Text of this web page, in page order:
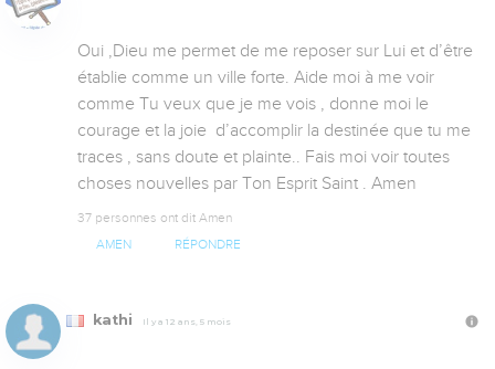
Oui ,Dieu me permet de me reposer sur Lui et d’être
établie comme un ville forte. Aide moi à me voir
comme Tu veux que je me vois , donne moi le
courage et la joie  d’accomplir la destinée que tu me
traces , sans doute et plainte.. Fais moi voir toutes
choses nouvelles par Ton Esprit Saint . Amen
37 personnes ont dit Amen
AMEN RÉPONDRE
kathi Il y a 12 ans, 5 mois